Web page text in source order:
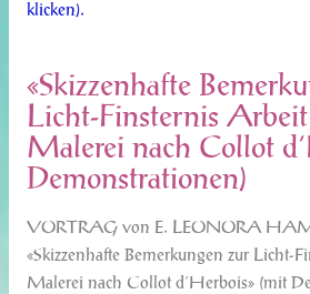
klicken).
«Skizzenhafte
Licht-Finsternis
Malerei nach Collot
Demonstrationen)
VORTRAG von E. LEONORA
«Skizzenhafte Bemerkungen zur Licht-
Malerei nach Collot d‘Herbois» (mit